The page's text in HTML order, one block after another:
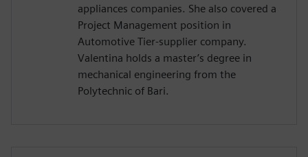
appliances companies. She also covered a
Project Management position in
Automotive Tier-supplier company.
Valentina holds a master’s degree in
mechanical engineering from the
Polytechnic of Bari.